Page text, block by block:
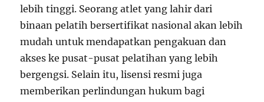
lebih tinggi. Seorang atlet yang lahir dari
binaan pelatih bersertifikat nasional akan lebih
mudah untuk mendapatkan pengakuan dan
akses ke pusat-pusat pelatihan yang lebih
bergengsi. Selain itu, lisensi resmi juga
memberikan perlindungan hukum bagi